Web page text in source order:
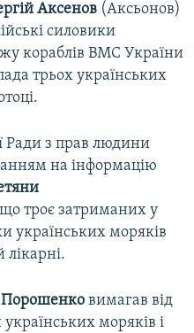
Аксенов (Аксьонов)
силовики
кораблів ВМС України
трьох українських
Ради з прав людини
на інформацію
троє затриманих у
українських моряків
лікарні.
вимагав від
моряків і